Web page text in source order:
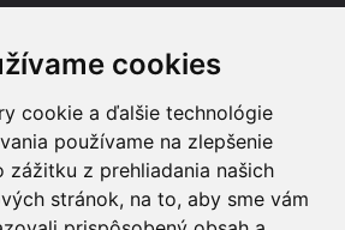
cookies
cookie a ďalšie technológie
používame na zlepšenie
zážitku z prehliadania našich
stránok, na to, aby sme vám